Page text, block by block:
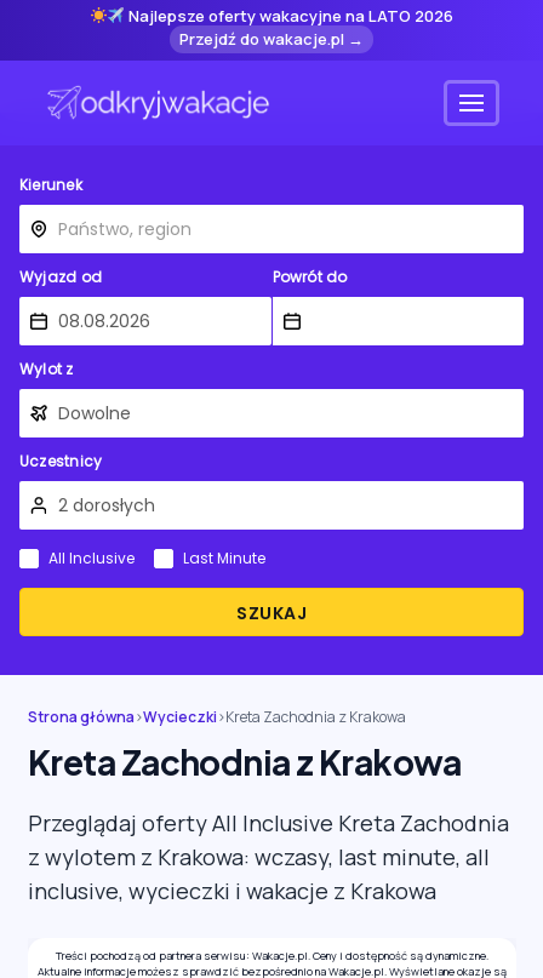
Najlepsze oferty wakacyjne na LATO 2026
Przejdź do wakacje.pl →
Menu
Kierunek
Wyjazd od Powrót do
Wylot z
Uczestnicy
SZUKAJ
All Inclusive Last Minute
Strona główna›Wycieczki›Kreta Zachodnia z Krakowa
Kreta Zachodnia z Krakowa
Przeglądaj oferty All Inclusive Kreta Zachodnia
z wylotem z Krakowa: wczasy, last minute, all
inclusive, wycieczki i wakacje z Krakowa
Treści pochodzą od partnera serwisu: Wakacje.pl. Ceny i dostępność są dynamiczne.
Aktualne informacje możesz sprawdzić bezpośrednio na Wakacje.pl. Wyświetlane okazje są